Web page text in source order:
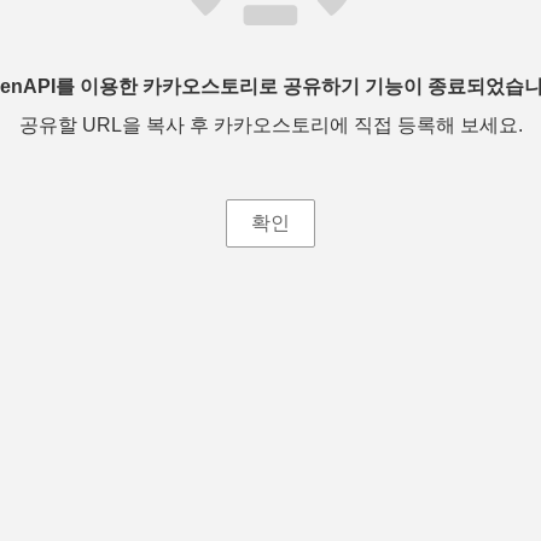
를 이용한 카카오스토리로 공유하기 기능이 종료되었습
공유할 URL을 복사 후 카카오스토리에 직접 등록해 보세요.
확인